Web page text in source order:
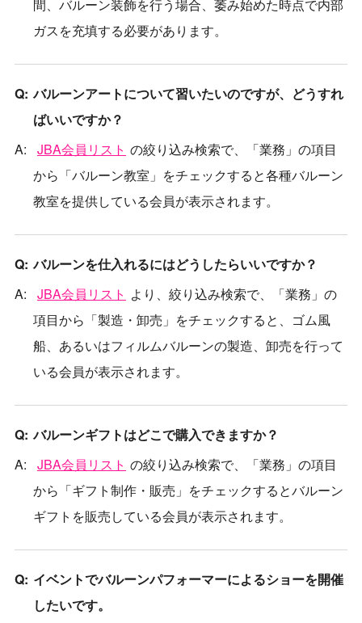
間、バルーン装飾を行う場合、萎み始めた時点で内部
ガスを充填する必要があります。
バルーンアートについて習いたいのですが、どうすれ
ばいいですか？
JBA会員リスト の絞り込み検索で、「業務」の項目
から「バルーン教室」をチェックすると各種バルーン
教室を提供している会員が表示されます。
バルーンを仕入れるにはどうしたらいいですか？
JBA会員リスト より、絞り込み検索で、「業務」の
項目から「製造・卸売」をチェックすると、ゴム風
船、あるいはフィルムバルーンの製造、卸売を行って
いる会員が表示されます。
バルーンギフトはどこで購入できますか？
JBA会員リスト の絞り込み検索で、「業務」の項目
から「ギフト制作・販売」をチェックするとバルーン
ギフトを販売している会員が表示されます。
イベントでバルーンパフォーマーによるショーを開催
したいです。